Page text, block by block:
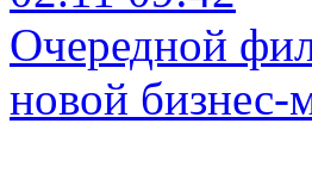
Очередной
новой бизнес-